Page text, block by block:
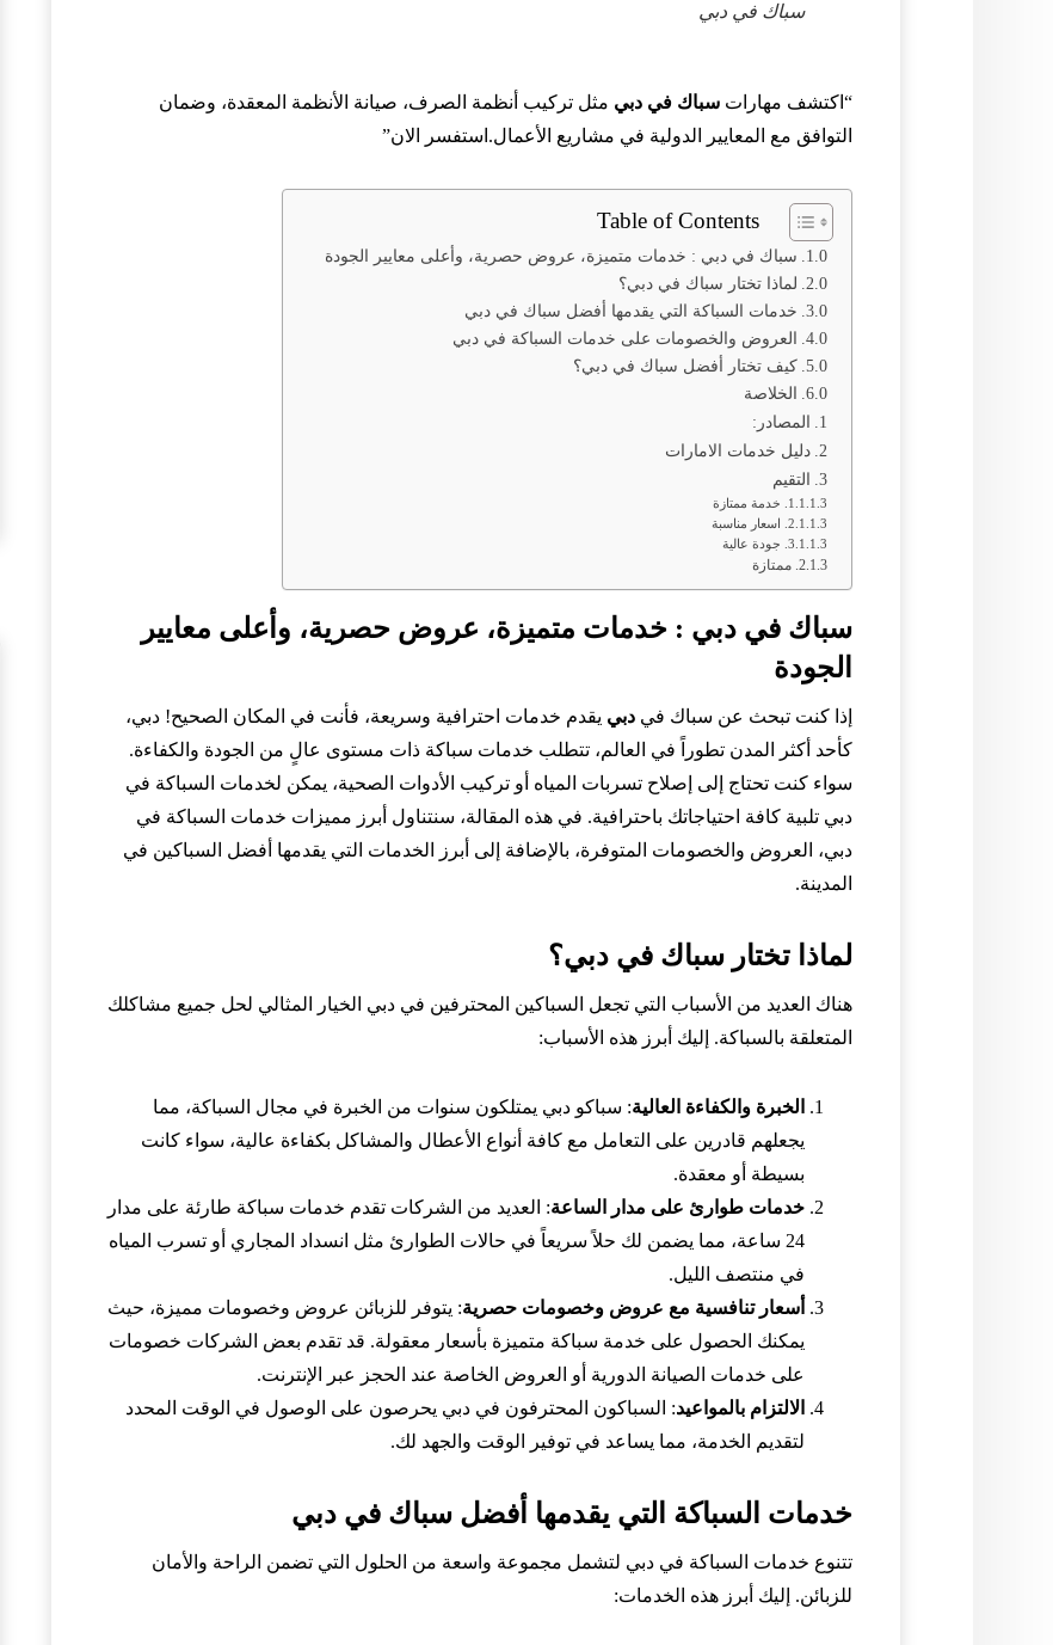
سباك في دبي
“اكتشف مهارات سباك في دبي مثل تركيب أنظمة الصرف، صيانة الأنظمة المعقدة، وضمان
التوافق مع المعايير الدولية في مشاريع الأعمال.استفسر الان”
Table of Contents
سباك في دبي : خدمات متميزة، عروض حصرية، وأعلى معايير الجودة
لماذا تختار سباك في دبي؟
خدمات السباكة التي يقدمها أفضل سباك في دبي
العروض والخصومات على خدمات السباكة في دبي
كيف تختار أفضل سباك في دبي؟
الخلاصة
المصادر:
دليل خدمات الامارات
التقيم
خدمة ممتازة
اسعار مناسبة
جودة عالية
ممتازة
سباك في دبي : خدمات متميزة، عروض حصرية، وأعلى معايير
الجودة
إذا كنت تبحث عن سباك في دبي يقدم خدمات احترافية وسريعة، فأنت في المكان الصحيح! دبي،
كأحد أكثر المدن تطوراً في العالم، تتطلب خدمات سباكة ذات مستوى عالٍ من الجودة والكفاءة.
سواء كنت تحتاج إلى إصلاح تسربات المياه أو تركيب الأدوات الصحية، يمكن لخدمات السباكة في
دبي تلبية كافة احتياجاتك باحترافية. في هذه المقالة، سنتناول أبرز مميزات خدمات السباكة في
دبي، العروض والخصومات المتوفرة، بالإضافة إلى أبرز الخدمات التي يقدمها أفضل السباكين في
المدينة.
لماذا تختار سباك في دبي؟
هناك العديد من الأسباب التي تجعل السباكين المحترفين في دبي الخيار المثالي لحل جميع مشاكلك
المتعلقة بالسباكة. إليك أبرز هذه الأسباب:
الخبرة والكفاءة العالية: سباكو دبي يمتلكون سنوات من الخبرة في مجال السباكة، مما
يجعلهم قادرين على التعامل مع كافة أنواع الأعطال والمشاكل بكفاءة عالية، سواء كانت
بسيطة أو معقدة.
خدمات طوارئ على مدار الساعة: العديد من الشركات تقدم خدمات سباكة طارئة على مدار
24 ساعة، مما يضمن لك حلاً سريعاً في حالات الطوارئ مثل انسداد المجاري أو تسرب المياه
في منتصف الليل.
أسعار تنافسية مع عروض وخصومات حصرية: يتوفر للزبائن عروض وخصومات مميزة، حيث
يمكنك الحصول على خدمة سباكة متميزة بأسعار معقولة. قد تقدم بعض الشركات خصومات
على خدمات الصيانة الدورية أو العروض الخاصة عند الحجز عبر الإنترنت.
الالتزام بالمواعيد: السباكون المحترفون في دبي يحرصون على الوصول في الوقت المحدد
لتقديم الخدمة، مما يساعد في توفير الوقت والجهد لك.
خدمات السباكة التي يقدمها أفضل سباك في دبي
تتنوع خدمات السباكة في دبي لتشمل مجموعة واسعة من الحلول التي تضمن الراحة والأمان
للزبائن. إليك أبرز هذه الخدمات: